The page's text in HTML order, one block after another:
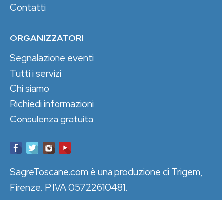
Contatti
ORGANIZZATORI
Segnalazione eventi
Tutti i servizi
Chi siamo
Richiedi informazioni
Consulenza gratuita
SagreToscane.com è una produzione di Trigem,
Firenze. P.IVA 05722610481.